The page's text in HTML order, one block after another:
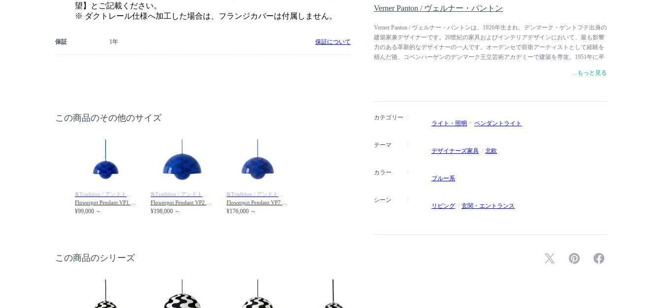
Verner Panton / ヴェルナー・パントン
Verner Panton / ヴェルナー・パントンは、1926年生まれ、デンマーク・ゲントフテ出身の
建築家兼デザイナーです。20世紀の家具およびインテリアデザインにおいて、最も影響
力のある革新的なデザイナーの一人です。オーデンセで前衛アーティストとして経験を
積んだ後、コペンハーゲンのデンマーク王立芸術アカデミーで建築を専攻。1951年に卒
ジオを設立しました。Vitra（ヴィトラ）、Fritz Hansen（フリッツ・ハンセン）、Louis
す。8年もの歳月を掛けて試行錯誤の上、1960年に発表されたヴィトラの「Panton
Chair（パントンチェア）」は、世界初のプラスチック一体成型の椅子として、現在でも
…もっと見る
カテゴリー
ライト・照明
ペンダントライト
テーマ
デザイナーズ家具
北欧
カラー
ブルー系
シーン
リビング
玄関・エントランス
望】とご記載ください。
※ ダクトレール仕様へ加工した場合は、フランジカバーは付属しません。
保証 1年 保証について
この商品のその他のサイズ
¥99,000 ～ ¥198,000 ～ ¥176,000 ～
この商品のシリーズ